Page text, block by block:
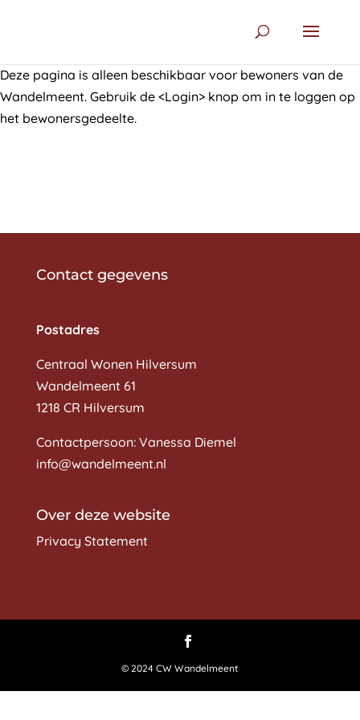
Deze pagina is alleen beschikbaar voor bewoners van de
Wandelmeent. Gebruik de <Login> knop om in te loggen op
het bewonersgedeelte.
Contact gegevens
Postadres
Centraal Wonen Hilversum
Wandelmeent 61
1218 CR Hilversum
Contactpersoon: Vanessa Diemel
info@wandelmeent.nl
Over deze website
Privacy Statement
© 2024 CW Wandelmeent